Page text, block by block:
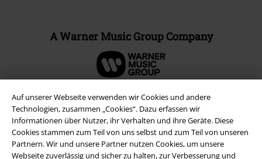
Auf unserer Webseite verwenden wir Cookies und andere
Technologien, zusammen „Cookies“. Dazu erfassen wir
Informationen über Nutzer, ihr Verhalten und ihre Geräte. Diese
Cookies stammen zum Teil von uns selbst und zum Teil von unseren
Partnern. Wir und unsere Partner nutzen Cookies, um unsere
Webseite zuverlässig und sicher zu halten, zur Verbesserung und
A Warner Music Group Company